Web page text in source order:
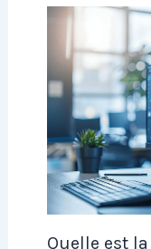
Quelle est